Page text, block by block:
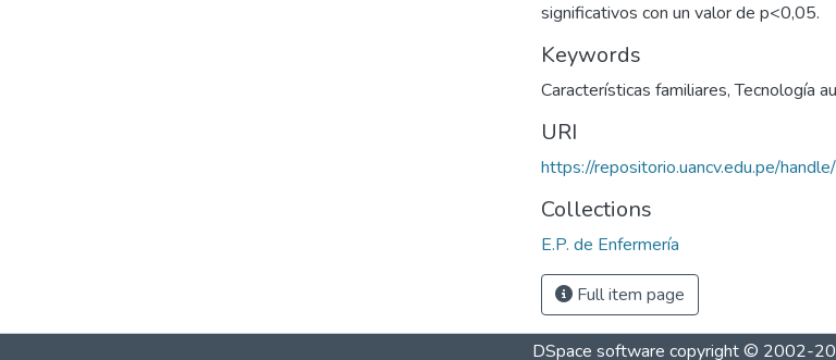
significativos con un valor de p<0,05.
Keywords
Características familiares,Tecnología
URI
https://repositorio.uancv.edu.pe/
Collections
E.P. de Enfermería
Full item page
DSpace software copyright © 2002-